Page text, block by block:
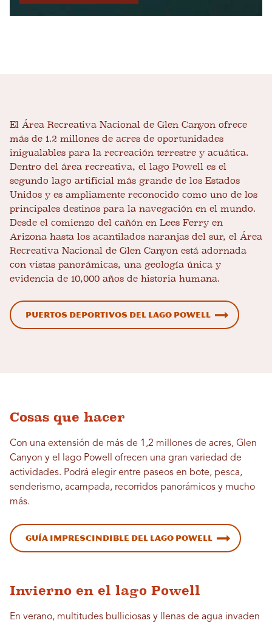
El Área Recreativa Nacional de Glen Canyon ofrece
más de 1.2 millones de acres de oportunidades
inigualables para la recreación terrestre y acuática.
Dentro del área recreativa, el lago Powell es el
segundo lago artificial más grande de los Estados
Unidos y es ampliamente reconocido como uno de los
principales destinos para la navegación en el mundo.
Desde el comienzo del cañón en Lees Ferry en
Arizona hasta los acantilados naranjas del sur, el Área
Recreativa Nacional de Glen Canyon está adornada
con vistas panorámicas, una geología única y
evidencia de 10,000 años de historia humana.
Puertos deportivos del lago Powell
Cosas que hacer
Con una extensión de más de 1,2 millones de acres, Glen
Canyon y el lago Powell ofrecen una gran variedad de
actividades. Podrá elegir entre paseos en bote, pesca,
senderismo, acampada, recorridos panorámicos y mucho
más.
Guía imprescindible del lago Powell
Invierno en el lago Powell
En verano, multitudes bulliciosas y llenas de agua invaden